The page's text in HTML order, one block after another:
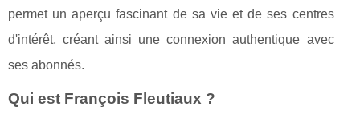
permet un aperçu fascinant de sa vie et de ses centres
d'intérêt, créant ainsi une connexion authentique avec
ses abonnés.
Qui est François Fleutiaux ?